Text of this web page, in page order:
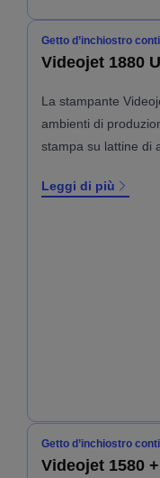
Getto d’inchiostro
Videojet 1880
La stampante
ambienti di
stampa su lattine di
Leggi di più
Getto d’inchiostro
Videojet 1580 +